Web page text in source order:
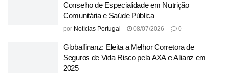
Conselho de Especialidade em Nutrição
Comunitária e Saúde Pública
por Notícias Portugal 08/07/2026 0
Globalfinanz: Eleita a Melhor Corretora de
Seguros de Vida Risco pela AXA e Allianz em
2025